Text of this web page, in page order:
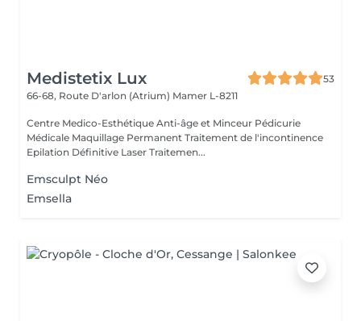
Medistetix Lux
53
66-68, Route D'arlon (Atrium) Mamer L-8211
Centre Medico-Esthétique Anti-âge et Minceur Pédicurie
Médicale Maquillage Permanent Traitement de l'incontinence
Epilation Définitive Laser Traitemen...
Emsculpt Néo
Emsella